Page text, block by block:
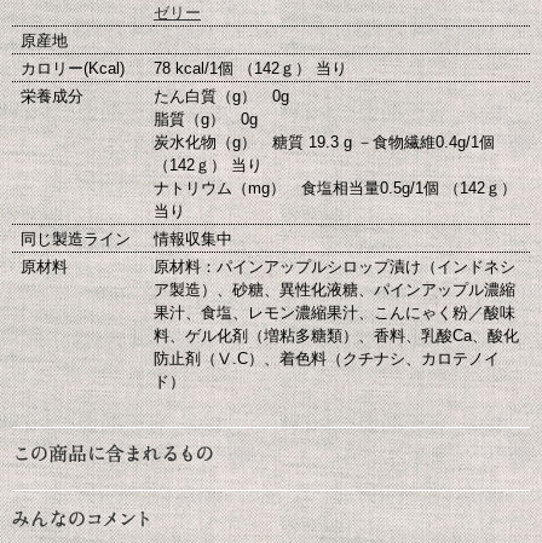
ゼリー
原産地
カロリー(Kcal)
78 kcal/1個 （142ｇ） 当り
栄養成分
たん白質（g） 0g
脂質（g） 0g
炭水化物（g） 糖質 19.3 g －食物繊維0.4g/1個
（142ｇ） 当り
ナトリウム（mg） 食塩相当量0.5g/1個 （142ｇ）
当り
同じ製造ライン
情報収集中
原材料
原材料：パインアップルシロップ漬け（インドネシ
ア製造）、砂糖、異性化液糖、パインアップル濃縮
果汁、食塩、レモン濃縮果汁、こんにゃく粉／酸味
料、ゲル化剤（増粘多糖類）、香料、乳酸Ca、酸化
防止剤（Ⅴ.C）、着色料（クチナシ、カロテノイ
ド）